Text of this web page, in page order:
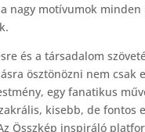
nagy motívumok
és a társadalom
ösztönözni nem csak
egy fanatikus
kisebb, de fontos
Összkép inspiráló